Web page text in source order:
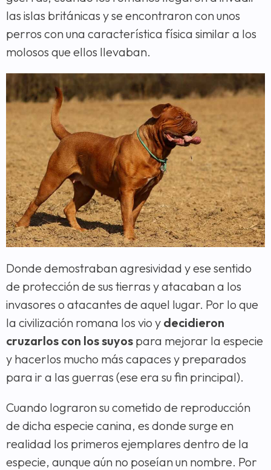
las islas británicas y se encontraron con unos
perros con una característica física similar a los
molosos que ellos llevaban.
Donde demostraban agresividad y ese sentido
de protección de sus tierras y atacaban a los
invasores o atacantes de aquel lugar. Por lo que
la civilización romana los vio y decidieron
cruzarlos con los suyos para mejorar la especie
y hacerlos mucho más capaces y preparados
para ir a las guerras (ese era su fin principal).
Cuando lograron su cometido de reproducción
de dicha especie canina, es donde surge en
realidad los primeros ejemplares dentro de la
especie, aunque aún no poseían un nombre. Por